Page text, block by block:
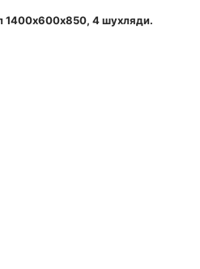
1400х600х850, 4 шухляди.